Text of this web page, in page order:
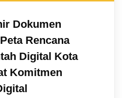
Dokumen
Rencana
Digital Kota
Komitmen